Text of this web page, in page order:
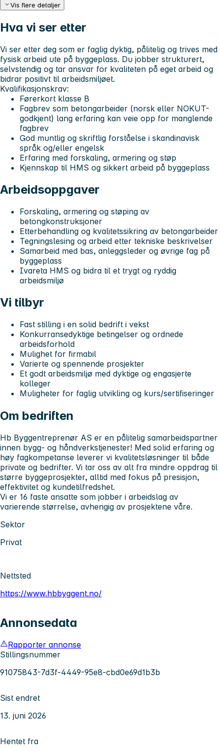
Vis flere detaljer
Hva vi ser etter
Vi ser etter deg som er faglig dyktig, pålitelig og trives med
fysisk arbeid ute på byggeplass. Du jobber strukturert,
selvstendig og tar ansvar for kvaliteten på eget arbeid og
bidrar positivt til arbeidsmiljøet.
Kvalifikasjonskrav:
Førerkort klasse B
Fagbrev som betongarbeider (norsk eller NOKUT-
godkjent) lang erfaring kan veie opp for manglende
fagbrev
God muntlig og skriftlig forståelse i skandinavisk
språk og/eller engelsk
Erfaring med forskaling, armering og støp
Kjennskap til HMS og sikkert arbeid på byggeplass
Arbeidsoppgaver
Forskaling, armering og støping av
betongkonstruksjoner
Etterbehandling og kvalitetssikring av betongarbeider
Tegningslesing og arbeid etter tekniske beskrivelser
Samarbeid med bas, anleggsleder og øvrige fag på
byggeplass
Ivareta HMS og bidra til et trygt og ryddig
arbeidsmiljø
Vi tilbyr
Fast stilling i en solid bedrift i vekst
Konkurransedyktige betingelser og ordnede
arbeidsforhold
Mulighet for firmabil
Varierte og spennende prosjekter
Et godt arbeidsmiljø med dyktige og engasjerte
kolleger
Muligheter for faglig utvikling og kurs/sertifiseringer
Om bedriften
Hb Byggentreprenør AS er en pålitelig samarbeidspartner
innen bygg- og håndverkstjenester! Med solid erfaring og
høy fagkompetanse leverer vi kvalitetsløsninger til både
private og bedrifter. Vi tar oss av alt fra mindre oppdrag til
større byggeprosjekter, alltid med fokus på presisjon,
effektivitet og kundetilfredshet.
Vi er 16 faste ansatte som jobber i arbeidslag av
varierende størrelse, avhengig av prosjektene våre.
Sektor
Privat
Nettsted
https://www.hbbyggent.no/
Annonsedata
Rapporter annonse
Stillingsnummer
91075843-7d3f-4449-95e8-cbd0e69d1b3b
Sist endret
13. juni 2026
Hentet fra